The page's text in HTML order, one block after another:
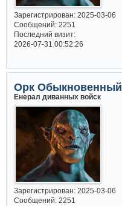
Зарегистрирован: 2025-03-06
Сообщений:2251
Последний визит:
2026-07-31 00:52:26
Орк Обыкновенный
Енерал диванных войск
Зарегистрирован: 2025-03-06
Сообщений:2251